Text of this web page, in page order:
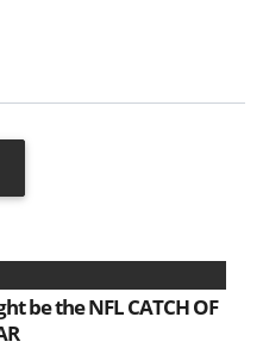
be the NFL CATCH OF